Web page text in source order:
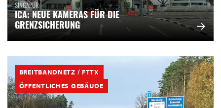
SINGAPUR
ICA: NEUE KAMERAS FÜR DIE
GRENZSICHERUNG
BREITBANDNETZ / FTTX
ÖFFENTLICHES GEBÄUDE